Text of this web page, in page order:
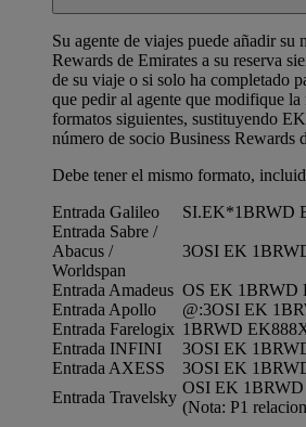
Su agente de viajes puede añadir su
Rewards de Emirates a su reserva
de su viaje o si solo ha completado
que pedir al agente que modifique la
formatos siguientes, sustituyendo
número de socio Business Rewards
Debe tener el mismo formato,
Entrada Galileo
SI.EK*1BRWD
Entrada Sabre /
Abacus /
Worldspan
3OSI EK
Entrada Amadeus OS EK
Entrada Apollo
@:3OSI EK
Entrada Farelogix 1BRWD
Entrada INFINI
3OSI EK
Entrada AXESS
3OSI EK
Entrada Travelsky
OSI EK
(Nota: P1